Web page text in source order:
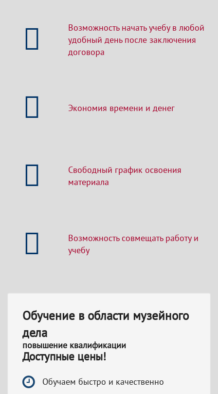
Возможность начать учебу в любой
удобный день после заключения
договора
Экономия времени и денег
Свободный график освоения
материала
Возможность совмещать работу и
учебу
Обучение в области музейного
дела
повышение квалификации
Доступные цены!
Обучаем быстро и качественно